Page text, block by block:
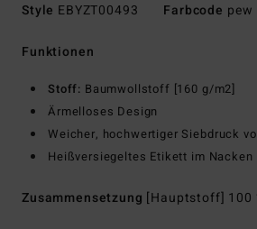
Style EBYZT00493 Farbcode pew
Funktionen
Stoff: Baumwollstoff [160 g/m2]
Ärmelloses Design
Weicher, hochwertiger Siebdruck
Heißversiegeltes Etikett im Nacken
Zusammensetzung [Hauptstoff] 100